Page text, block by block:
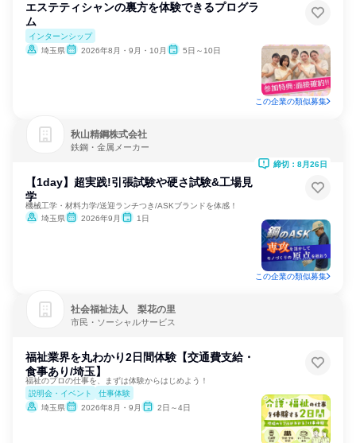
エステティシャンの裏方を体験できるプログラ
ム
インターンシップ
埼玉県
2026年8月・9月・10月 5日～10日
この企業の類似募集
秋山精鋼株式会社
鉄鋼・金属メーカー
【1day】超実践!引張試験や硬さ試験&工場見
学
機械工学・材料力学/送迎ランチつき/ASKブランドを体感！
埼玉県
2026年9月 1日
締切：8月26日
この企業の類似募集
社会福祉法人 梨花の里
市民・ソーシャルサービス
福祉業界を丸わかり2日間体験【交通費支給・
食事あり/埼玉】
福祉のプロの仕事を、まずは体験からはじめよう！
説明会・イベント
仕事体験
埼玉県
2026年8月・9月 2日～4日